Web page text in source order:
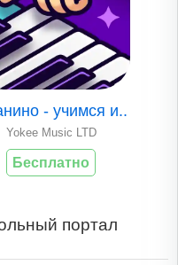
- учимся и..
Yokee Music LTD
Бесплатно
портал